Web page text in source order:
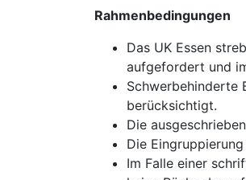
Rahmenbedingungen
Das UK Essen
aufgefordert und
Schwerbehinderte
berücksichtigt.
Die
Die
Im Falle einer